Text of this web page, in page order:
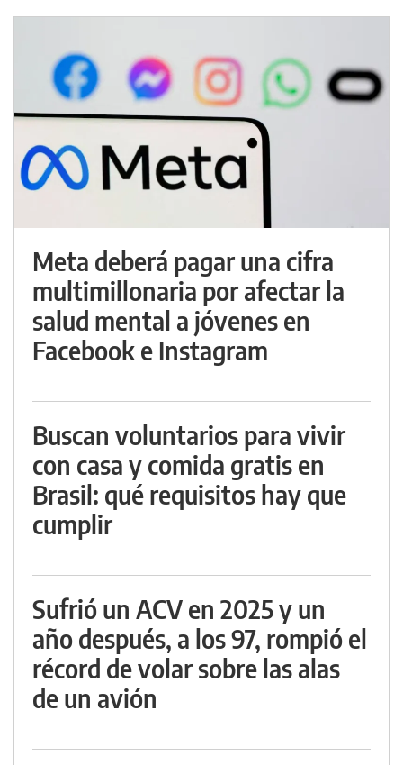
Meta deberá pagar una cifra
multimillonaria por afectar la
salud mental a jóvenes en
Facebook e Instagram
Buscan voluntarios para vivir
con casa y comida gratis en
Brasil: qué requisitos hay que
cumplir
Sufrió un ACV en 2025 y un
año después, a los 97, rompió el
récord de volar sobre las alas
de un avión